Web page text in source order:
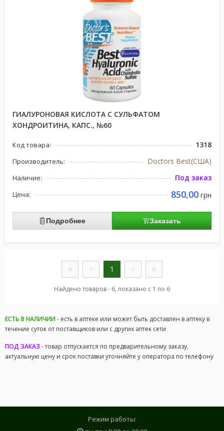
ГИАЛУРОНОВАЯ КИСЛОТА С СУЛЬФАТОМ
ХОНДРОИТИНА, КАПС., №60
Код товара: 1318
Производитель: Doctors Best(США)
Наличие: Под заказ
Цена: 850,00 грн
Подробнее Заказать
1
Найдено товаров - 6, показано с 1 по 6
ЕСТЬ В НАЛИЧИИ- есть в аптеке или может быть доставлен в аптеку в
течение суток от поставщиков или с других аптек сети
ПОД ЗАКАЗ - товар отпускается по предварительному заказу,
актуальную цену и срок поставки уточняйте у оператора по телефону
Режим работы: